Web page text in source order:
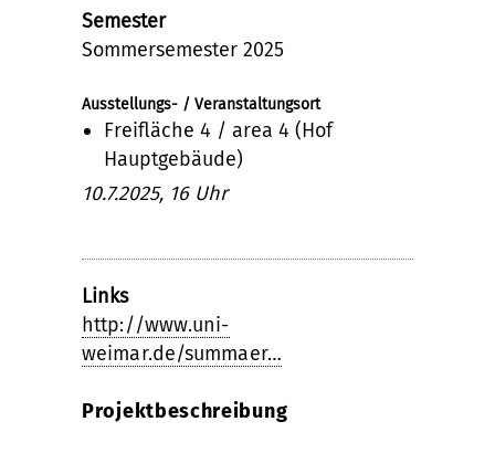
Semester
Sommersemester 2025
Ausstellungs- / Veranstaltungsort
Freifläche 4 / area 4 (Hof
Hauptgebäude)
10.7.2025, 16 Uhr
Links
http://www.uni-
weimar.de/summaer…
Projektbeschreibung